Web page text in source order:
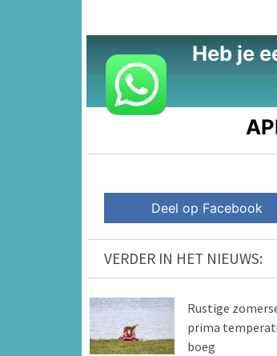
Heb je
Deel op Facebook
VERDER IN HET NIEUWS:
Rustige
prima
boeg